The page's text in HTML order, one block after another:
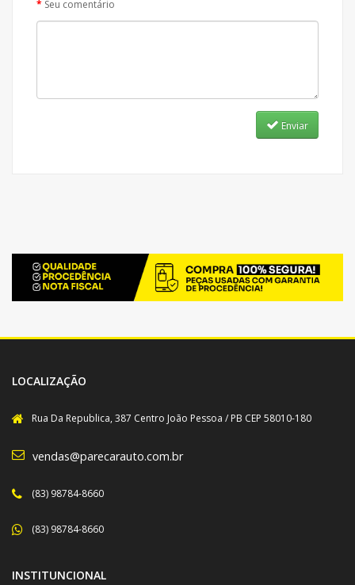
Seu comentário
Enviar
LOCALIZAÇÃO
Rua Da Republica, 387 Centro João Pessoa / PB CEP 58010-180
vendas@parecarauto.com.br
(83) 98784-8660
(83) 98784-8660
INSTITUNCIONAL